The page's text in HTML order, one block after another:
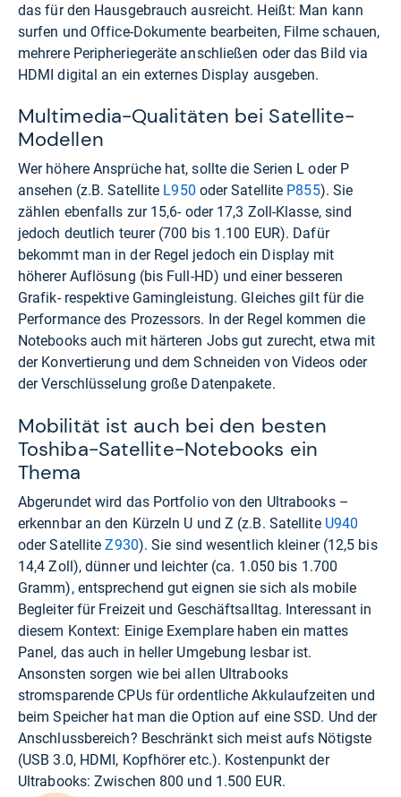
das für den Hausgebrauch ausreicht. Heißt: Man kann
surfen und Office-Dokumente bearbeiten, Filme schauen,
mehrere Peripheriegeräte anschließen oder das Bild via
HDMI digital an ein externes Display ausgeben.
Multimedia-Qualitäten bei Satellite-
Modellen
Wer höhere Ansprüche hat, sollte die Serien L oder P
ansehen (z.B. Satellite L950 oder Satellite P855). Sie
zählen ebenfalls zur 15,6- oder 17,3 Zoll-Klasse, sind
jedoch deutlich teurer (700 bis 1.100 EUR). Dafür
bekommt man in der Regel jedoch ein Display mit
höherer Auflösung (bis Full-HD) und einer besseren
Grafik- respektive Gamingleistung. Gleiches gilt für die
Performance des Prozessors. In der Regel kommen die
Notebooks auch mit härteren Jobs gut zurecht, etwa mit
der Konvertierung und dem Schneiden von Videos oder
der Verschlüsselung große Datenpakete.
Mobilität ist auch bei den besten
Toshiba-Satellite-Notebooks ein
Thema
Abgerundet wird das Portfolio von den Ultrabooks –
erkennbar an den Kürzeln U und Z (z.B. Satellite U940
oder SatelliteZ930). Sie sind wesentlich kleiner (12,5 bis
14,4 Zoll), dünner und leichter (ca. 1.050 bis 1.700
Gramm), entsprechend gut eignen sie sich als mobile
Begleiter für Freizeit und Geschäftsalltag. Interessant in
diesem Kontext: Einige Exemplare haben ein mattes
Panel, das auch in heller Umgebung lesbar ist.
Ansonsten sorgen wie bei allen Ultrabooks
stromsparende CPUs für ordentliche Akkulaufzeiten und
beim Speicher hat man die Option auf eine SSD. Und der
Anschlussbereich? Beschränkt sich meist aufs Nötigste
(USB 3.0, HDMI, Kopfhörer etc.). Kostenpunkt der
Ultrabooks: Zwischen 800 und 1.500 EUR.